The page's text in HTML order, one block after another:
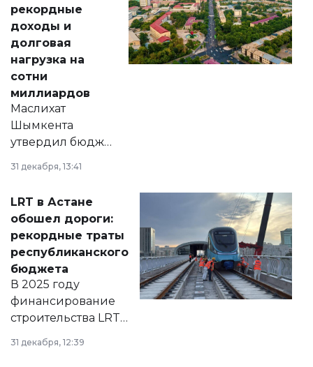
рекордные
доходы и
долговая
нагрузка на
сотни
миллиардов
Маслихат
Шымкента
утвердил бюджет
города на 2026–
2028 годы.
документ
появился в базе
нормативных
правовых актов и
на сайте маслихат
города.
31 декабря, 13:41
LRT в Астане
обошел дороги:
рекордные траты
республиканского
бюджета
В 2025 году
финансирование
строительства LRT
в Астане из
республиканского
31 декабря, 12:39